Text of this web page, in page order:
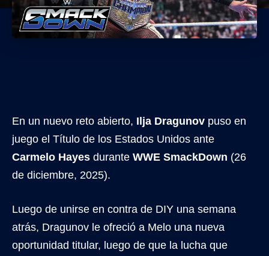
En un nuevo reto abierto, Ilja Dragunov puso en
juego el Título de los Estados Unidos ante
Carmelo Hayes durante WWE SmackDown (26
de diciembre, 2025).
Luego de unirse en contra de DIY una semana
atrás, Dragunov le ofreció a Melo una nueva
oportunidad titular, luego de que la lucha que